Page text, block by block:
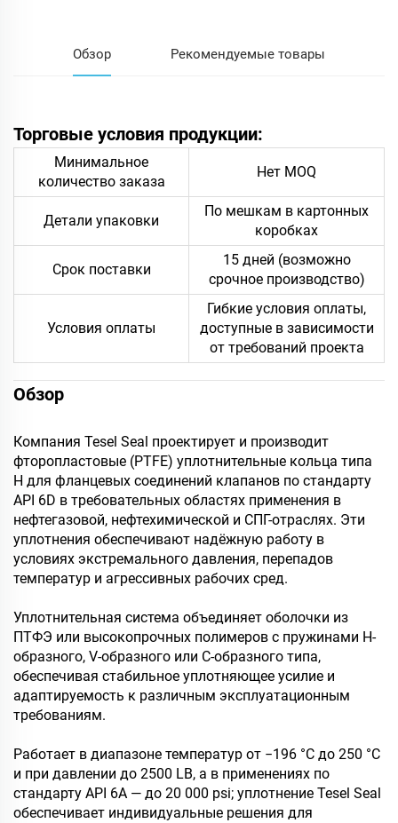
Обзор Рекомендуемые товары
Торговые условия продукции:
Минимальное
количество заказа
Нет MOQ
Детали упаковки
По мешкам в картонных
коробках
Срок поставки
15 дней (возможно
срочное производство)
Условия оплаты
Гибкие условия оплаты,
доступные в зависимости
от требований проекта
Обзор
Компания Tesel Seal проектирует и производит
фторопластовые (PTFE) уплотнительные кольца типа
H для фланцевых соединений клапанов по стандарту
API 6D в требовательных областях применения в
нефтегазовой, нефтехимической и СПГ-отраслях. Эти
уплотнения обеспечивают надёжную работу в
условиях экстремального давления, перепадов
температур и агрессивных рабочих сред.
Уплотнительная система объединяет оболочки из
ПТФЭ или высокопрочных полимеров с пружинами Н-
образного, V-образного или С-образного типа,
обеспечивая стабильное уплотняющее усилие и
адаптируемость к различным эксплуатационным
требованиям.
Работает в диапазоне температур от −196 °C до 250 °C
и при давлении до 2500 LB, а в применениях по
стандарту API 6A — до 20 000 psi; уплотнение Tesel Seal
обеспечивает индивидуальные решения для